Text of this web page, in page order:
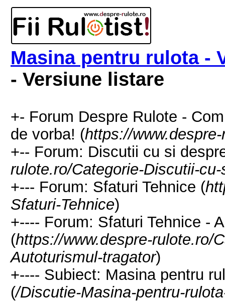
Masina pentru rulota -
- Versiune listare
+- Forum Despre Rulote -
de vorba! (https://
+-- Forum: Discutii cu si
rulote.ro/Categorie-Discutii-
+--- Forum: Sfaturi Tehnice (
Sfaturi-Tehnice)
+---- Forum: Sfaturi Tehnice -
(https://www.despre-rulote.ro/
Autoturismul-tragator)
+---- Subiect: Masina pentru
(/Discutie-Masina-pentru-